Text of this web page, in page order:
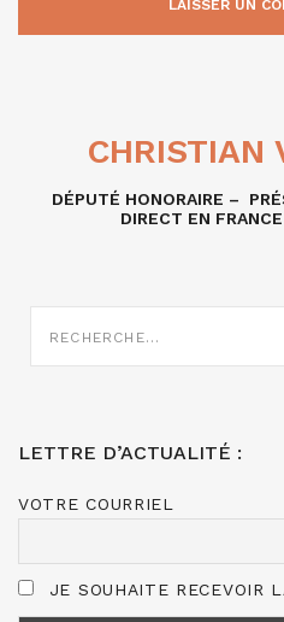
CHRISTIAN
DÉPUTÉ HONORAIRE –
DIRECT EN
SUR
LETTRE D’ACTUALITÉ :
VOTRE COURRIEL
JE SOUHAITE RECEVOIR